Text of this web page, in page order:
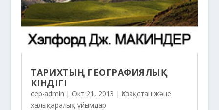
ТАРИХТЫҢ ГЕОГРАФИЯЛЫҚ
КІНДІГІ
cep-admin | Окт 21, 2013 | Қазақстан және
халықаралық ұйымдар